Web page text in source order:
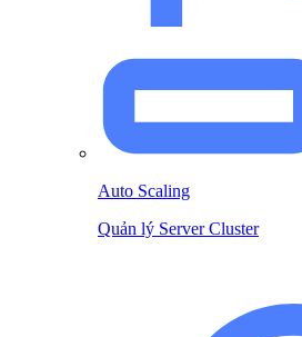
Auto Scaling
Quản lý Server Cluster